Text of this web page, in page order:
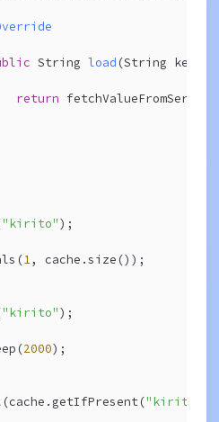
String load (String key)
return
"kirito");
1, cache.size());
"kirito");
2000);
"kirito"